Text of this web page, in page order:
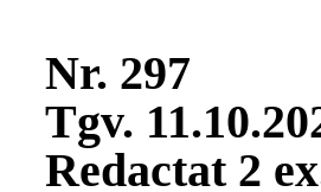
Nr. 297
Tgv.
Redactat 2